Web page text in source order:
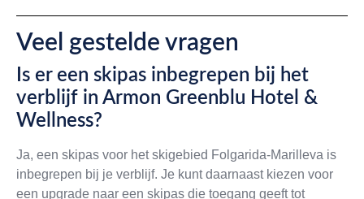
Veel gestelde vragen
Is er een skipas inbegrepen bij het
verblijf in Armon Greenblu Hotel &
Wellness?
Ja, een skipas voor het skigebied Folgarida-Marilleva is
inbegrepen bij je verblijf. Je kunt daarnaast kiezen voor
een upgrade naar een skipas die toegang geeft tot